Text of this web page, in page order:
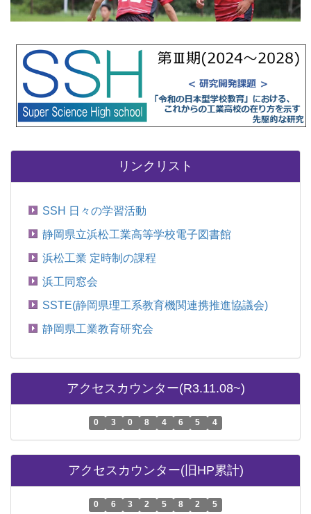
リンクリスト
SSH 日々の学習活動
静岡県立浜松工業高等学校電子図書館
浜松工業 定時制の課程
浜工同窓会
SSTE(静岡県理工系教育機関連携推進協議会)
静岡県工業教育研究会
アクセスカウンター(R3.11.08~)
0 3 0 8 4 6 5 4
アクセスカウンター(旧HP累計)
0 6 3 2 5 8 2 5